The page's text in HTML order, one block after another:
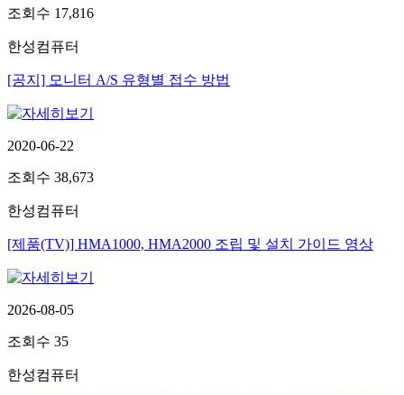
조회수 17,816
한성컴퓨터
[공지] 모니터 A/S 유형별 접수 방법
2020-06-22
조회수 38,673
한성컴퓨터
[제품(TV)] HMA1000, HMA2000 조립 및 설치 가이드 영상
2026-08-05
조회수 35
한성컴퓨터